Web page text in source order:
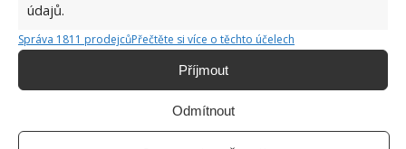
údajů.
Správa 1811 prodejcůPřečtěte si více o těchto účelech
Příjmout
Odmítnout
Pálení spadaného listí na pozemku může vyústit
v pokutu. Je zakázané například při větrném dni